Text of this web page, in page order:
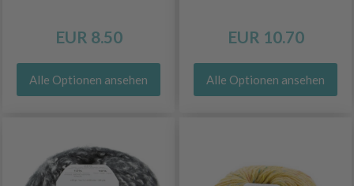
EUR 8.50
Alle Optionen ansehen
EUR 10.70
Alle Optionen ansehen